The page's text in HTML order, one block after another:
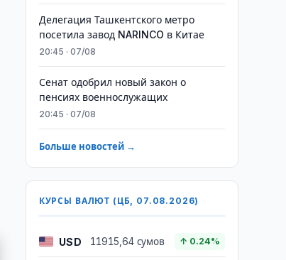
Делегация Ташкентского метро
посетила завод NARINCO в Китае
20:45 · 07/08
Сенат одобрил новый закон о
пенсиях военнослужащих
20:45 · 07/08
Больше новостей →
КУРСЫ ВАЛЮТ (ЦБ, 07.08.2026)
USD 11915,64 сумов ↑ 0.24%